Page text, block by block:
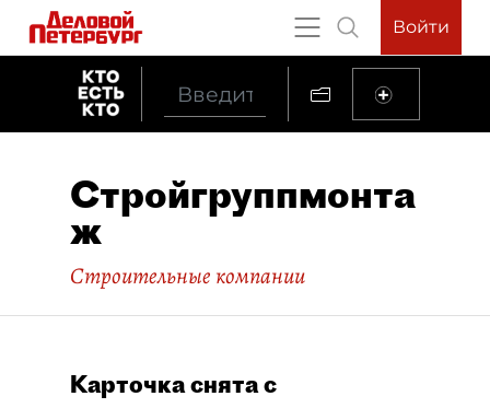
Войти
Стройгруппмонта
ж
Строительные компании
Карточка снята с